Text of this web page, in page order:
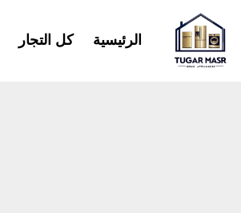
إلى
المحتوى
الرئيسية كل التجار